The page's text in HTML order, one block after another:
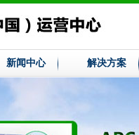
新闻中心 解决方案